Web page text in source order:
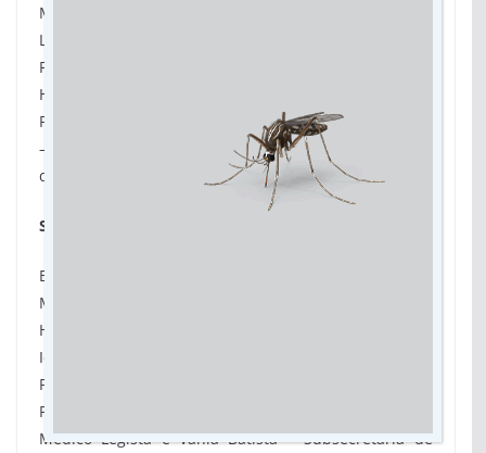
Município: Campo Grande
Local: Instituto Sul Matogrossense para Cegos
Florivaldo Vargas – ISMAC
Horário: 14h
Palestrante: Delegada Maira Pacheco e Telma Nantes
– Subsecretária de Políticas Públicas para Pessoa com
deficiência
Sexta-feira (21/06)
Enfrentamento à violência contra a Pessoa Idosa
Município: Jardim/MS
Horário: 8h às 11h – Rede de Atendimento e Pessoa
Idosa
Palestrante: Zirleide Barbosa – Subsecretária de
Políticas Públicas para Pessoa Idosa, Dr. Leonardo –
Médico Legista e Vânia Batista – Subsecretária de